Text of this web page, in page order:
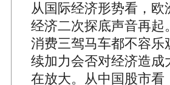
从国际经济形势看，
经济二次探底声音再
消费三驾马车都不容
续加力会否对经济造
在放大。从中国股市